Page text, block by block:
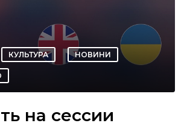
КУЛЬТУРА НОВИНИ
на сессии